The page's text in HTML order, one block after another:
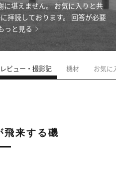
堪えません。 お気に入りと共
拝読しております。 回答が必要
っと見る
レビュー・撮影記 機材 お気に
飛来する磯